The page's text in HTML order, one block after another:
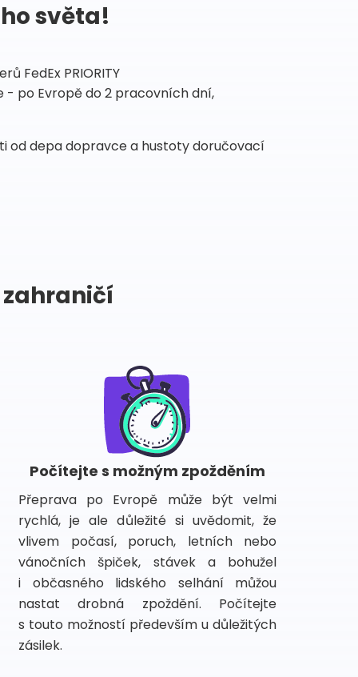
světa!
FedEx PRIORITY
- po Evropě do 2 pracovních dní,
od depa dopravce a hustoty doručovací
Počítejte s možným zpožděním
Přeprava po Evropě může být velmi
rychlá, je ale důležité si uvědomit, že
vlivem počasí, poruch, letních nebo
vánočních špiček, stávek a bohužel
i občasného lidského selhání můžou
nastat drobná zpoždění. Počítejte
s touto možností především u důležitých
zásilek.